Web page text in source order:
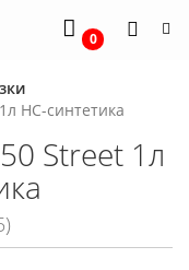
0
HC-синтетика
Street 1л